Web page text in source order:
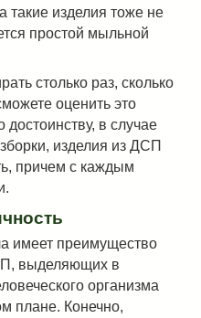
такие изделия тоже не
простой мыльной
столько раз, сколько
оценить это
достоинству, в случае
изделия из ДСП
причем с каждым
имеет преимущество
выделяющих в
организма
плане. Конечно,